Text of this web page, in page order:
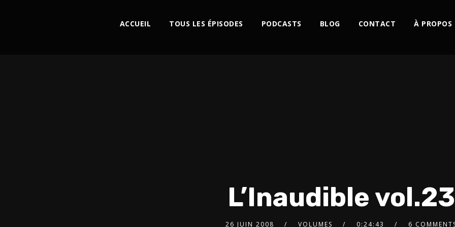
ACCUEIL TOUS LES ÉPISODES PODCASTS BLOG CONTACT À PROPOS
L’Inaudible vol.23
26 JUIN 2008 VOLUMES 0:24:43 6